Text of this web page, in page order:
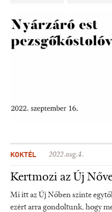
KOKTÉL 2022.aug.4.
Kertmozi az Új
Mi itt az Új Nőben szinte
ezért arra gondoltunk, hogy